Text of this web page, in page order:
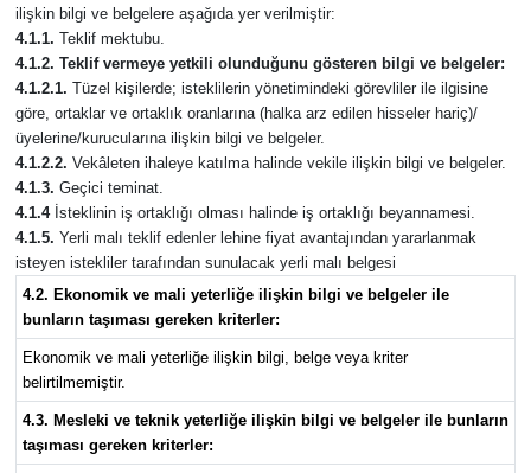
ilişkin bilgi ve belgelere aşağıda yer verilmiştir:
4.1.1. Teklif mektubu.
4.1.2. Teklif vermeye yetkili olunduğunu gösteren bilgi ve belgeler:
4.1.2.1. Tüzel kişilerde; isteklilerin yönetimindeki görevliler ile ilgisine
göre, ortaklar ve ortaklık oranlarına (halka arz edilen hisseler hariç)/
üyelerine/kurucularına ilişkin bilgi ve belgeler.
4.1.2.2. Vekâleten ihaleye katılma halinde vekile ilişkin bilgi ve belgeler.
4.1.3. Geçici teminat.
4.1.4İsteklinin iş ortaklığı olması halinde iş ortaklığı beyannamesi.
4.1.5. Yerli malı teklif edenler lehine fiyat avantajından yararlanmak
isteyen istekliler tarafından sunulacak yerli malı belgesi
4.2. Ekonomik ve mali yeterliğe ilişkin bilgi ve belgeler ile
bunların taşıması gereken kriterler:
Ekonomik ve mali yeterliğe ilişkin bilgi, belge veya kriter
belirtilmemiştir.
4.3. Mesleki ve teknik yeterliğe ilişkin bilgi ve belgeler ile bunların
taşıması gereken kriterler: